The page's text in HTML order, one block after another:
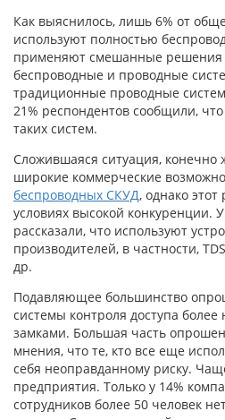
Как выяснилось, лишь 6% от
используют полностью
применяют смешанные решения
беспроводные и проводные
традиционные проводные
21% респондентов сообщили,
таких систем.
Сложившаяся ситуация, конечно
широкие коммерческие
беспроводных СКУД, однако
условиях высокой конкуренции.
рассказали, что используют
производителей, в частности,
др.
Подавляющее большинство
системы контроля доступа
замками. Большая часть
мнения, что те, кто все еще
себя неоправданному риску.
предприятия. Только у 14%
сотрудников более 50 человек